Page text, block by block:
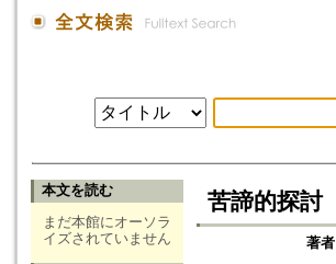
本文を読む
まだ本館にオーソラ
イズされていません
苦諦的探討
著者